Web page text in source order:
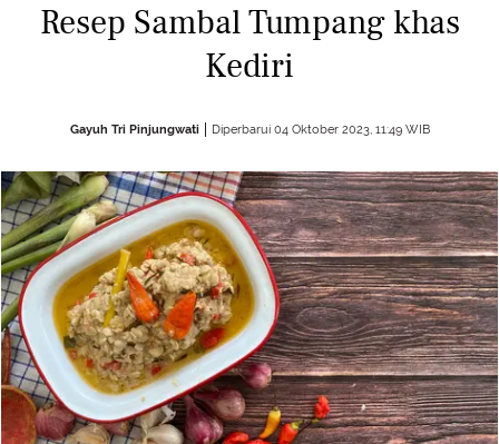
Resep Sambal Tumpang khas
Kediri
Gayuh Tri Pinjungwati Diperbarui 04 Oktober 2023, 11:49 WIB